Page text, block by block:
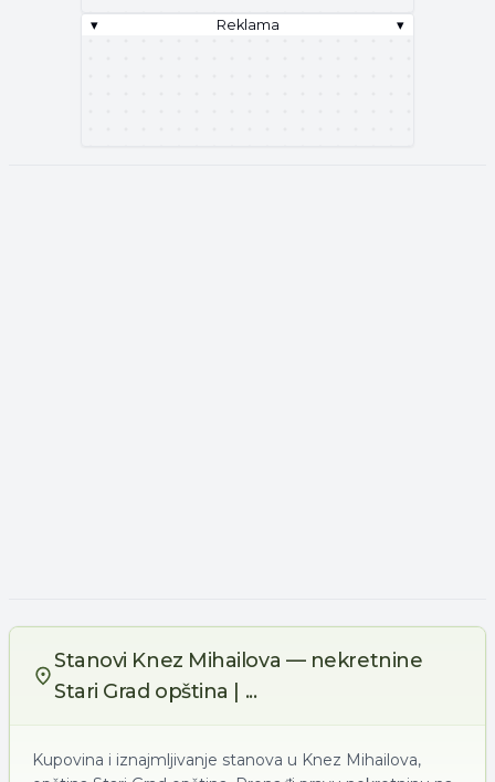
▾ Reklama ▾
Stanovi Knez Mihailova — nekretnine
Stari Grad opština | ...
Kupovina i iznajmljivanje stanova u Knez Mihailova,